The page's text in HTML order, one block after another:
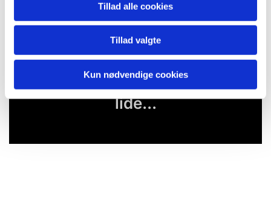
Tillad alle cookies
Tillad valgte
Kun nødvendige cookies
Du vil måske også kunne
lide...